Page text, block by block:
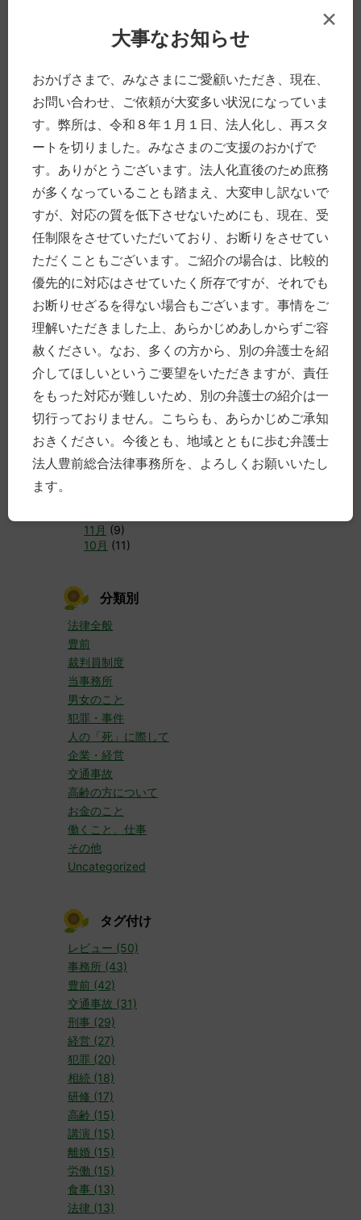
(2)
12月 (7)
11月
(11)
9月
(10)
8月 (8)
6月 (4)
5月 (6)
4月
(12)
3月 (8)
2月 (1)
1月
► 2017年 (83)
12月 (4)
11月 (7)
10月 (12)
9月
(4)
8月
(4)
7月 (4)
6月 (2)
5月 (7)
4月 (3)
3月 (8)
2月
1月 (21)
11月 (9)
10月 (11)
分類別
法律全般
豊前
裁判員制度
当事務所
男女のこと
犯罪・事件
人の「死」に際して
企業・経営
交通事故
高齢の方について
お金のこと
働くこと、仕事
その他
Uncategorized
タグ付け
レビュー (50)
事務所 (43)
豊前 (42)
交通事故 (31)
刑事 (29)
経営 (27)
犯罪 (20)
相続 (18)
研修 (17)
高齢 (15)
講演 (15)
離婚 (15)
労働 (15)
食事 (13)
法律 (13)
×
大事なお知らせ
おかげさまで、みなさまにご愛顧いただき、現在、
お問い合わせ、ご依頼が大変多い状況になっていま
す。弊所は、令和８年１月１日、法人化し、再スタ
ートを切りました。みなさまのご支援のおかげで
す。ありがとうございます。法人化直後のため庶務
が多くなっていることも踏まえ、大変申し訳ないで
すが、対応の質を低下させないためにも、現在、受
任制限をさせていただいており、お断りをさせてい
ただくこともございます。ご紹介の場合は、比較的
優先的に対応はさせていたく所存ですが、それでも
お断りせざるを得ない場合もございます。事情をご
理解いただきました上、あらかじめあしからずご容
赦ください。なお、多くの方から、別の弁護士を紹
介してほしいというご要望をいただきますが、責任
をもった対応が難しいため、別の弁護士の紹介は一
切行っておりません。こちらも、あらかじめご承知
おきください。今後とも、地域とともに歩む弁護士
法人豊前総合法律事務所を、よろしくお願いいたし
ます。